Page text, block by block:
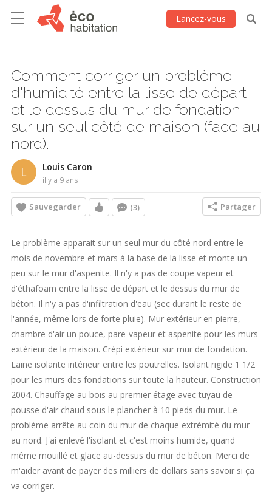
Lancez-vous
Comment corriger un problème
d'humidité entre la lisse de départ
et le dessus du mur de fondation
sur un seul côté de maison (face au
nord).
L Louis Caron
il y a 9 ans
Sauvegarder (3) Partager
Le problème apparait sur un seul mur du côté nord entre le
mois de novembre et mars à la base de la lisse et monte un
peu sur le mur d'aspenite. Il n'y a pas de coupe vapeur et
d'éthafoam entre la lisse de départ et le dessus du mur de
béton. Il n'y a pas d'infiltration d'eau (sec durant le reste de
l'année, même lors de forte pluie). Mur extérieur en pierre,
chambre d'air un pouce, pare-vapeur et aspenite pour les murs
extérieur de la maison. Crépi extérieur sur mur de fondation.
Laine isolante intérieur entre les poutrelles. Isolant rigide 1 1/2
pour les murs des fondations sur toute la hauteur. Construction
2004. Chauffage au bois au premier étage avec tuyau de
pousse d'air chaud sous le plancher à 10 pieds du mur. Le
problème arrête au coin du mur de chaque extrémité du mur
au nord. J'ai enlevé l'isolant et c'est moins humide, quand
même mouillé et glace au-dessus du mur de béton. Merci de
m'aider avant de payer des milliers de dollars sans savoir si ça
va corriger.